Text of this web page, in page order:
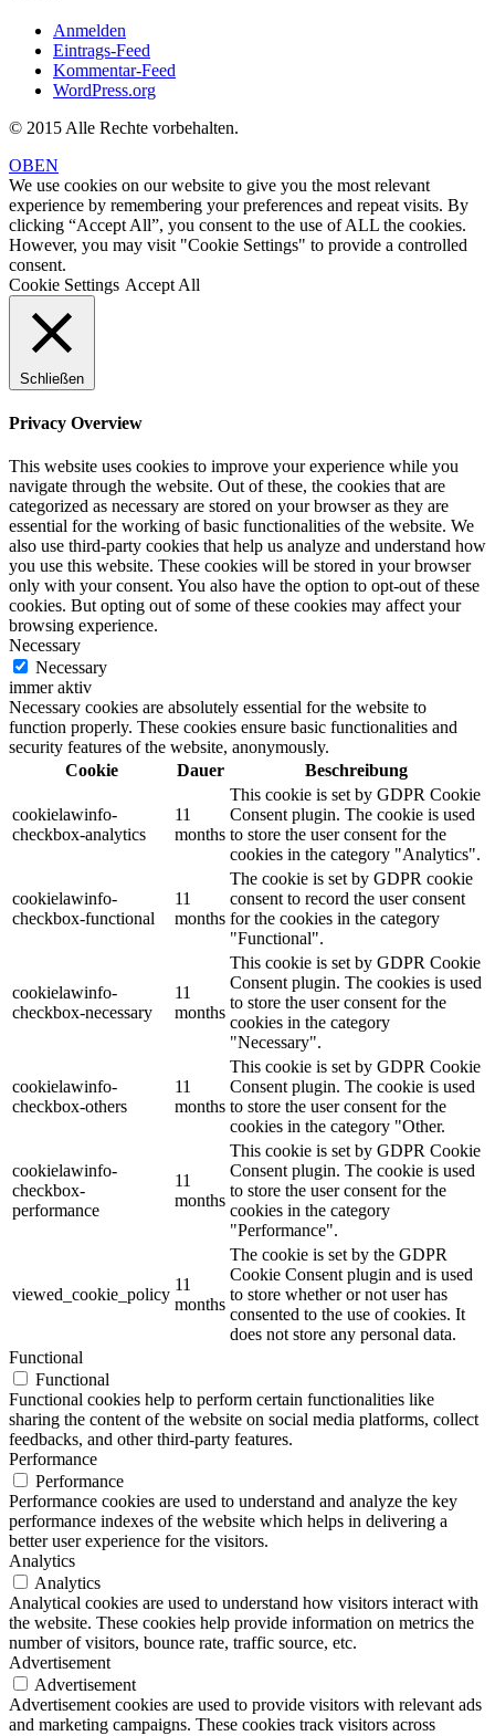
Anmelden
Eintrags-Feed
Kommentar-Feed
WordPress.org
© 2015 Alle Rechte vorbehalten.
OBEN
We use cookies on our website to give you the most relevant
experience by remembering your preferences and repeat visits. By
clicking “Accept All”, you consent to the use of ALL the cookies.
However, you may visit "Cookie Settings" to provide a controlled
consent.
Cookie Settings Accept All
Schließen
Privacy Overview
This website uses cookies to improve your experience while you
navigate through the website. Out of these, the cookies that are
categorized as necessary are stored on your browser as they are
essential for the working of basic functionalities of the website. We
also use third-party cookies that help us analyze and understand how
you use this website. These cookies will be stored in your browser
only with your consent. You also have the option to opt-out of these
cookies. But opting out of some of these cookies may affect your
browsing experience.
Necessary
Necessary
immer aktiv
Necessary cookies are absolutely essential for the website to
function properly. These cookies ensure basic functionalities and
security features of the website, anonymously.
Cookie
Dauer Beschreibung
cookielawinfo-
checkbox-analytics
11
months
This cookie is set by GDPR Cookie
Consent plugin. The cookie is used
to store the user consent for the
cookies in the category "Analytics".
cookielawinfo-
checkbox-functional
11
months
The cookie is set by GDPR cookie
consent to record the user consent
for the cookies in the category
"Functional".
cookielawinfo-
checkbox-necessary
11
months
This cookie is set by GDPR Cookie
Consent plugin. The cookies is used
to store the user consent for the
cookies in the category
"Necessary".
cookielawinfo-
checkbox-others
11
months
This cookie is set by GDPR Cookie
Consent plugin. The cookie is used
to store the user consent for the
cookies in the category "Other.
cookielawinfo-
checkbox-
performance
11
months
This cookie is set by GDPR Cookie
Consent plugin. The cookie is used
to store the user consent for the
cookies in the category
"Performance".
viewed_cookie_policy
11
months
The cookie is set by the GDPR
Cookie Consent plugin and is used
to store whether or not user has
consented to the use of cookies. It
does not store any personal data.
Functional
Functional
Functional cookies help to perform certain functionalities like
sharing the content of the website on social media platforms, collect
feedbacks, and other third-party features.
Performance
Performance
Performance cookies are used to understand and analyze the key
performance indexes of the website which helps in delivering a
better user experience for the visitors.
Analytics
Analytics
Analytical cookies are used to understand how visitors interact with
the website. These cookies help provide information on metrics the
number of visitors, bounce rate, traffic source, etc.
Advertisement
Advertisement
Advertisement cookies are used to provide visitors with relevant ads
and marketing campaigns. These cookies track visitors across